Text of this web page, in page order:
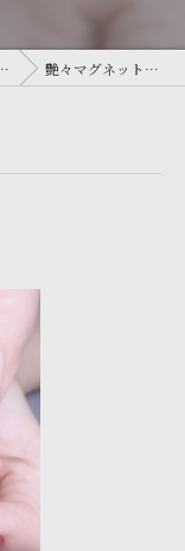
艶々マグネット🧲6980円💅